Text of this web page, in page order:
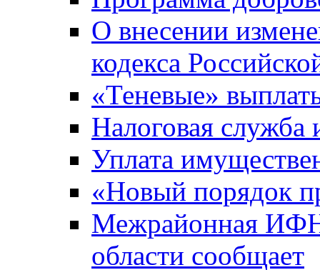
О внесении
кодекса
«Теневые»
Налоговая служба
Уплата
«Новый порядок
Межрайонная
области сообщает